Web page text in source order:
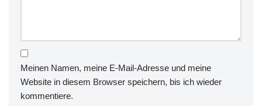
Meinen Namen, meine E-Mail-Adresse und meine
Website in diesem Browser speichern, bis ich wieder
kommentiere.